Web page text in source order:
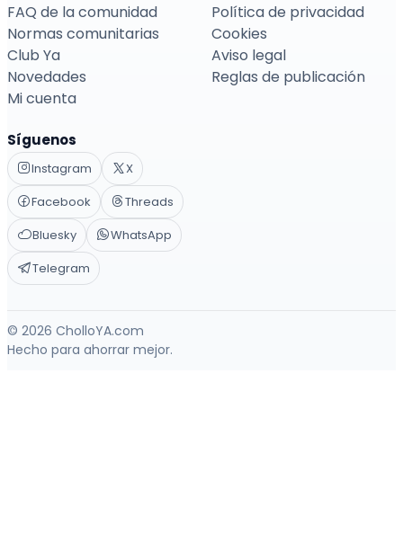
FAQ de la comunidad
Normas comunitarias
Club Ya
Novedades
Mi cuenta
Política de privacidad
Cookies
Aviso legal
Reglas de publicación
Síguenos
Instagram
X
Facebook
Threads
Bluesky
WhatsApp
Telegram
© 2026 CholloYA.com
Hecho para ahorrar mejor.